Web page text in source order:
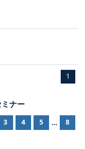
1
ナー
3 4 5 ... 8